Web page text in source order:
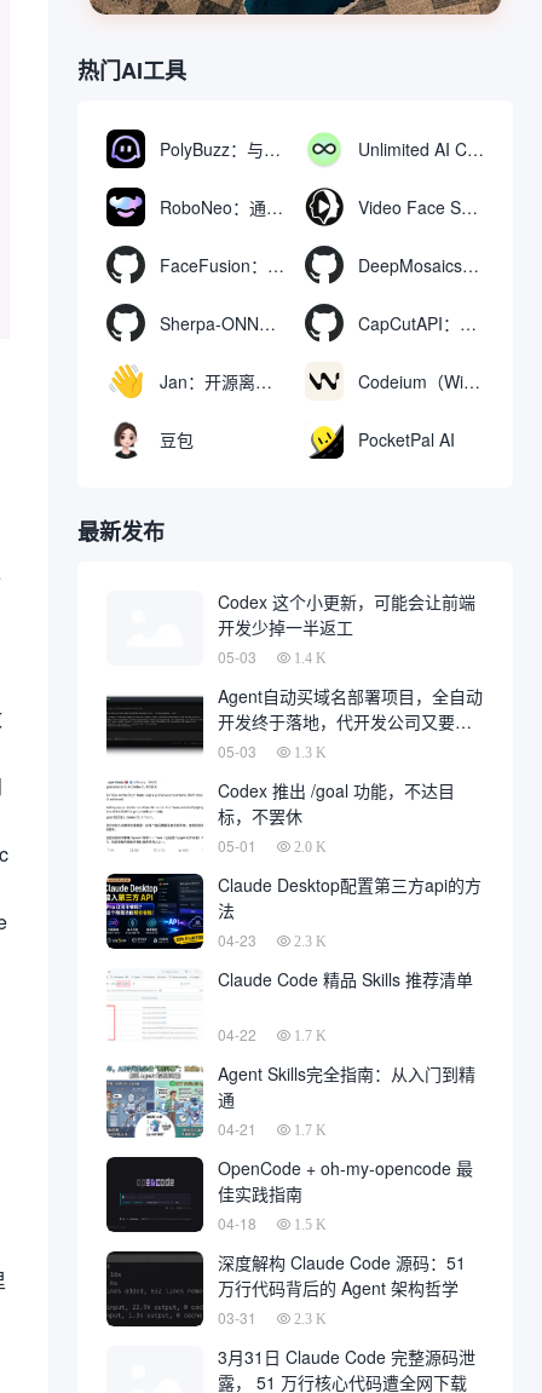
热门AI工具
PolyBuzz：与AI角色互动的免费聊天与角色扮演平台 Unlimited AI Chat：免费无限制的AI聊天工具
RoboNeo：通过聊天生成和编辑视频与图像的AI工具 Video Face Swap
FaceFusion：视频换脸增强工具|语音同步视频嘴型动作 DeepMosaics：自动去除图像和视频中的马赛克，或向其添加马赛克
Sherpa-ONNX：使用ONNXRuntime实现离线语音识别和合成 CapCutAPI：自动化控制CapCut视频剪辑的开源工具
Jan：开源离线AI助手，ChatGPT 替代品，运行本地AI模型或连接云端AI Codeium（Windsurf Editor）：免费的AI代码补全与聊天工具，Windsurf以对话方式编写完整项目代码
豆包 PocketPal AI
最新发布
Codex 这个小更新，可能会让前端
开发少掉一半返工
05-03 1.4 K
Agent自动买域名部署项目，全自动
开发终于落地，代开发公司又要倒
一大片
05-03 1.3 K
Codex 推出 /goal 功能，不达目
标，不罢休
05-01 2.0 K
Claude Desktop配置第三方api的方
法
04-23 2.3 K
Claude Code 精品 Skills 推荐清单
04-22 1.7 K
Agent Skills完全指南：从入门到精
通
04-21 1.7 K
OpenCode + oh-my-opencode 最
佳实践指南
04-18 1.5 K
深度解构 Claude Code 源码：51
万行代码背后的 Agent 架构哲学
03-31 2.3 K
3月31日 Claude Code 完整源码泄
露， 51 万行核心代码遭全网下载